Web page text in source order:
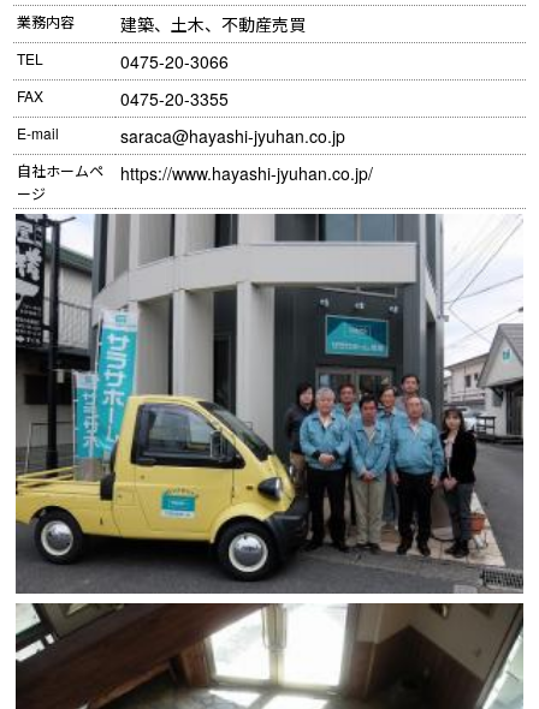
業務内容 建築、土木、不動産売買
TEL 0475-20-3066
FAX 0475-20-3355
E-mail saraca@hayashi-jyuhan.co.jp
自社ホームペ
ージ
https://www.hayashi-jyuhan.co.jp/